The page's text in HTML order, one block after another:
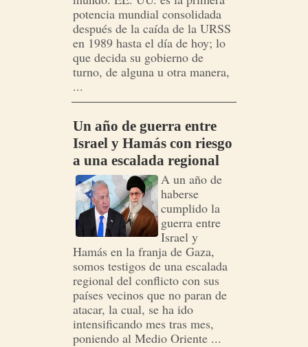
potencia mundial consolidada
después de la caída de la URSS
en 1989 hasta el día de hoy; lo
que decida su gobierno de
turno, de alguna u otra manera,
...
Un año de guerra entre
Israel y Hamás con riesgo
a una escalada regional
A un año de
haberse
cumplido la
guerra entre
Israel y
Hamás en la franja de Gaza,
somos testigos de una escalada
regional del conflicto con sus
países vecinos que no paran de
atacar, la cual, se ha ido
intensificando mes tras mes,
poniendo al Medio Oriente ...